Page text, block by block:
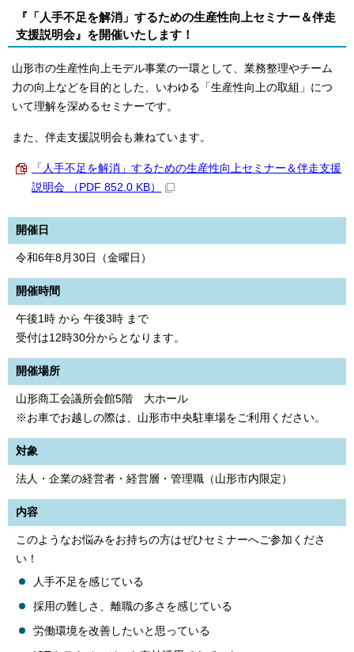
『「人手不足を解消」するための生産性向上セミナー＆伴走
支援説明会』を開催いたします！
山形市の生産性向上モデル事業の一環として、業務整理やチーム
力の向上などを目的とした、いわゆる「生産性向上の取組」につ
いて理解を深めるセミナーです。
また、伴走支援説明会も兼ねています。
「人手不足を解消」するための生産性向上セミナー＆伴走支援
説明会 （PDF 852.0 KB）
開催日
令和6年8月30日（金曜日）
開催時間
午後1時 から 午後3時 まで
受付は12時30分からとなります。
開催場所
山形商工会議所会館5階 大ホール
※お車でお越しの際は、山形市中央駐車場をご利用ください。
対象
法人・企業の経営者・経営層・管理職（山形市内限定）
内容
このようなお悩みをお持ちの方はぜひセミナーへご参加くださ
い！
人手不足を感じている
採用の難しさ、離職の多さを感じている
労働環境を改善したいと思っている